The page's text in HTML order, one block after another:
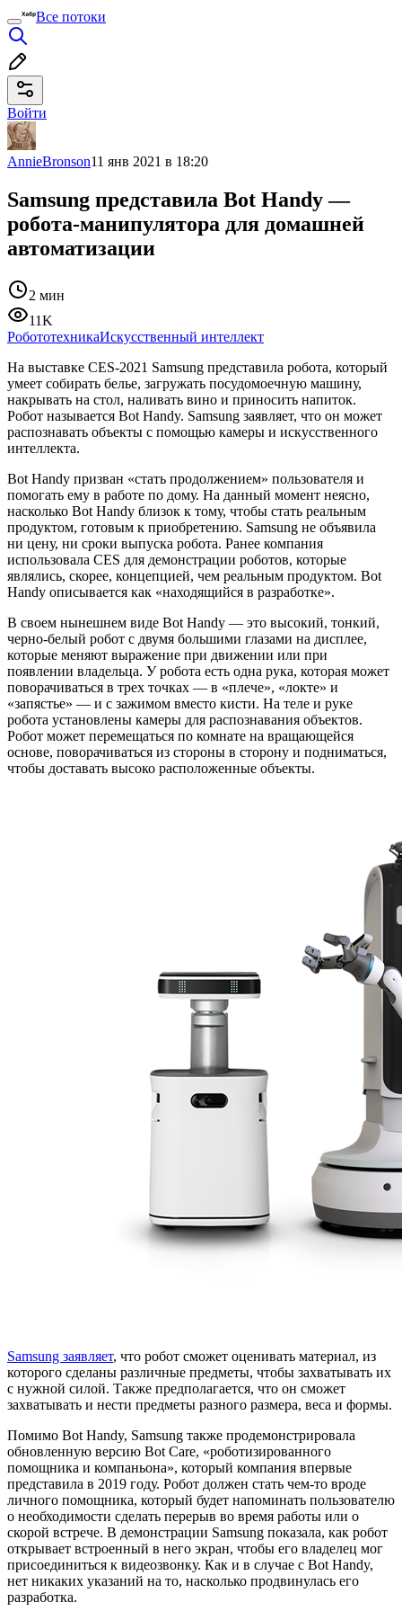
Все потоки
Войти
AnnieBronson11 янв 2021 в 18:20
Samsung представила Bot Handy —
робота-манипулятора для домашней
автоматизации
2 мин
11K
РобототехникаИскусственный интеллект
На выставке CES-2021 Samsung представила робота, который
умеет собирать белье, загружать посудомоечную машину,
накрывать на стол, наливать вино и приносить напиток.
Робот называется Bot Handy. Samsung заявляет, что он может
распознавать объекты с помощью камеры и искусственного
интеллекта.
Bot Handy призван «стать продолжением» пользователя и
помогать ему в работе по дому. На данный момент неясно,
насколько Bot Handy близок к тому, чтобы стать реальным
продуктом, готовым к приобретению. Samsung не объявила
ни цену, ни сроки выпуска робота. Ранее компания
использовала CES для демонстрации роботов, которые
являлись, скорее, концепцией, чем реальным продуктом. Bot
Handy описывается как «находящийся в разработке».
В своем нынешнем виде Bot Handy — это высокий, тонкий,
черно-белый робот с двумя большими глазами на дисплее,
которые меняют выражение при движении или при
появлении владельца. У робота есть одна рука, которая может
поворачиваться в трех точках — в «плече», «локте» и
«запястье» — и с зажимом вместо кисти. На теле и руке
робота установлены камеры для распознавания объектов.
Робот может перемещаться по комнате на вращающейся
основе, поворачиваться из стороны в сторону и подниматься,
чтобы доставать высоко расположенные объекты.
Samsung заявляет, что робот сможет оценивать материал, из
которого сделаны различные предметы, чтобы захватывать их
с нужной силой. Также предполагается, что он сможет
захватывать и нести предметы разного размера, веса и формы.
Помимо Bot Handy, Samsung также продемонстрировала
обновленную версию Bot Care, «роботизированного
помощника и компаньона», который компания впервые
представила в 2019 году. Робот должен стать чем-то вроде
личного помощника, который будет напоминать пользователю
о необходимости сделать перерыв во время работы или о
скорой встрече. В демонстрации Samsung показала, как робот
открывает встроенный в него экран, чтобы его владелец мог
присоединиться к видеозвонку. Как и в случае с Bot Handy,
нет никаких указаний на то, насколько продвинулась его
разработка.